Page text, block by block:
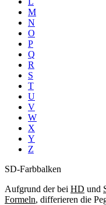
M
N
O
P
Q
R
S
T
U
V
W
X
Y
Z
SD-Farbbalken
Aufgrund der bei HD und
Formeln, differieren die